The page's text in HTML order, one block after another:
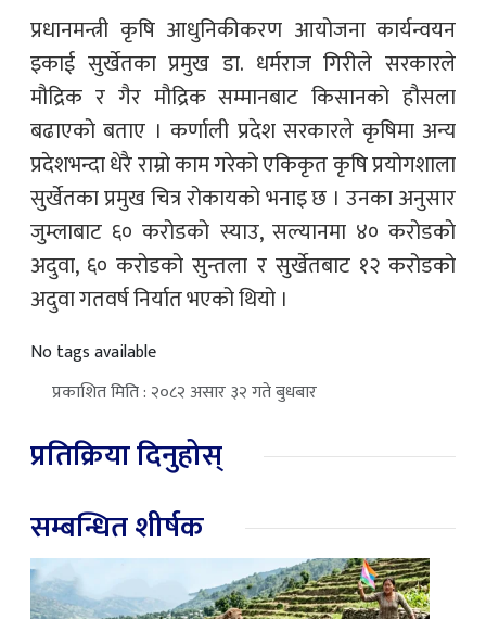
प्रधानमन्त्री कृषि आधुनिकीकरण आयोजना कार्यन्वयन
इकाई सुर्खेतका प्रमुख डा. धर्मराज गिरीले सरकारले
मौद्रिक र गैर मौद्रिक सम्मानबाट किसानको हौसला
बढाएको बताए । कर्णाली प्रदेश सरकारले कृषिमा अन्य
प्रदेशभन्दा धेरै राम्रो काम गरेको एकिकृत कृषि प्रयोगशाला
सुर्खेतका प्रमुख चित्र रोकायको भनाइ छ । उनका अनुसार
जुम्लाबाट ६० करोडको स्याउ, सल्यानमा ४० करोडको
अदुवा, ६० करोडको सुन्तला र सुर्खेतबाट १२ करोडको
अदुवा गतवर्ष निर्यात भएको थियो ।
No tags available
प्रकाशित मिति : २०८२ असार ३२ गते बुधबार
प्रतिक्रिया दिनुहोस्
सम्बन्धित शीर्षक